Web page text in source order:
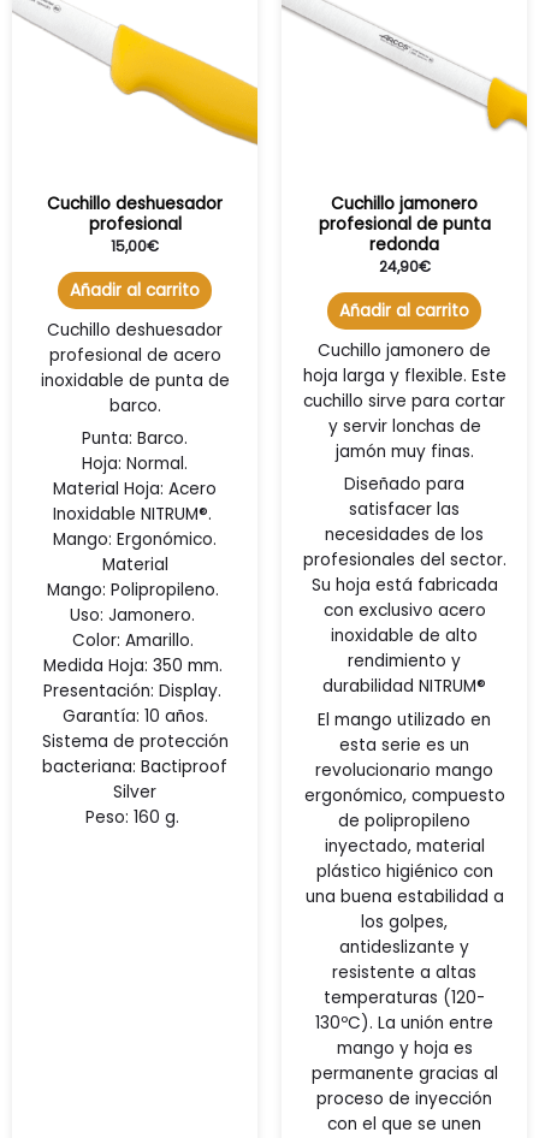
Cuchillo deshuesador
profesional
15,00€
Añadir al carrito
Cuchillo deshuesador
profesional de acero
inoxidable de punta de
barco.
Punta: Barco.
Hoja: Normal.
Material Hoja: Acero
Inoxidable NITRUM®.
Mango: Ergonómico.
Material
Mango: Polipropileno.
Uso: Jamonero.
Color: Amarillo.
Medida Hoja: 350 mm.
Presentación: Display.
Garantía: 10 años.
Sistema de protección
bacteriana: Bactiproof
Silver
Peso: 160 g.
Cuchillo jamonero
profesional de punta
redonda
24,90€
Añadir al carrito
Cuchillo jamonero de
hoja larga y flexible. Este
cuchillo sirve para cortar
y servir lonchas de
jamón muy finas.
Diseñado para
satisfacer las
necesidades de los
profesionales del sector.
Su hoja está fabricada
con exclusivo acero
inoxidable de alto
rendimiento y
durabilidad NITRUM®
El mango utilizado en
esta serie es un
revolucionario mango
ergonómico, compuesto
de polipropileno
inyectado, material
plástico higiénico con
una buena estabilidad a
los golpes,
antideslizante y
resistente a altas
temperaturas (120-
130ºC). La unión entre
mango y hoja es
permanente gracias al
proceso de inyección
con el que se unen